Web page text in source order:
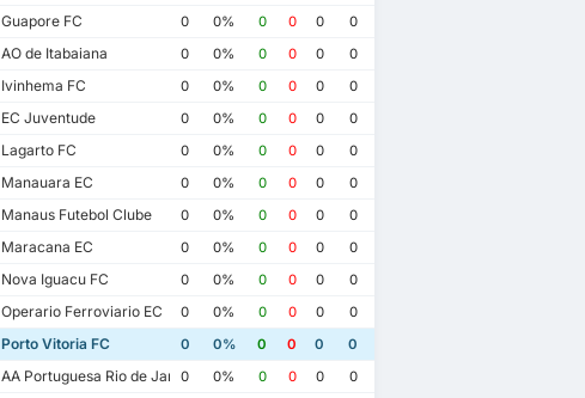
Guapore FC 0 0% 0 0 0
0
AO de Itabaiana 0 0% 0 0 0
0
Ivinhema FC 0 0% 0 0 0
0
EC Juventude 0 0% 0 0 0
0
Lagarto FC 0 0% 0 0 0
0
Manauara EC 0 0% 0 0 0
0
Manaus Futebol Clube 0 0% 0 0 0
0
Maracana EC 0 0% 0 0 0
0
Nova Iguacu FC 0 0% 0 0 0
0
Operario Ferroviario EC 0 0% 0 0 0
0
Porto Vitoria FC 0 0% 0 0 0
0
AA Portuguesa Rio de Janeiro
0 0% 0 0 0
0